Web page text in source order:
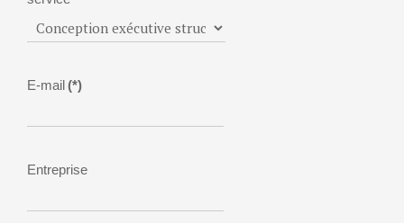
E-mail(*)
Entreprise